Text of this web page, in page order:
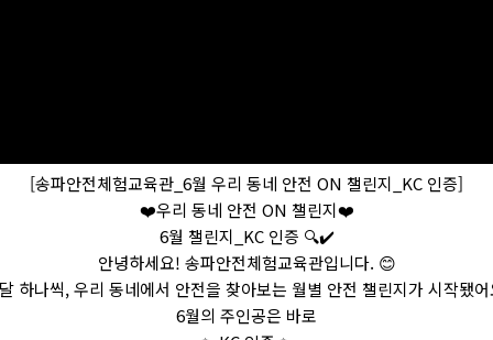
[송파안전체험교육관_6월 우리 동네 안전 ON 챌린지_KC 인증]
❤️우리 동네 안전 ON 챌린지❤️
6월 챌린지_KC 인증 🔍✔️
안녕하세요! 송파안전체험교육관입니다. 😊
하나씩, 우리 동네에서 안전을 찾아보는 월별 안전 챌린지가 시작됐
6월의 주인공은 바로